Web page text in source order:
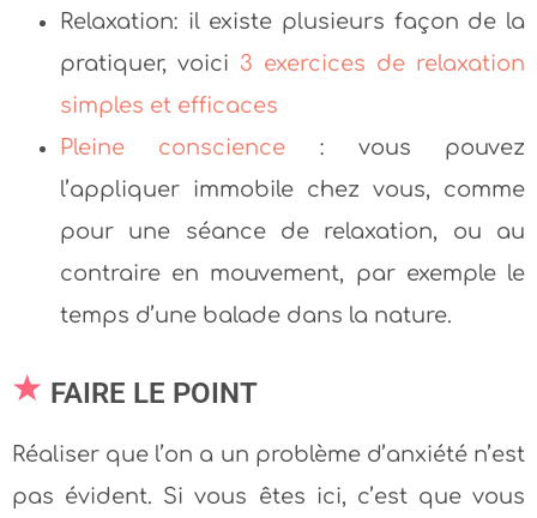
Relaxation: il existe plusieurs façon de la
pratiquer, voici 3 exercices de relaxation
simples et efficaces
Pleine conscience : vous pouvez
l’appliquer immobile chez vous, comme
pour une séance de relaxation, ou au
contraire en mouvement, par exemple le
temps d’une balade dans la nature.
FAIRE LE POINT
Réaliser que l’on a un problème d’anxiété n’est
pas évident. Si vous êtes ici, c’est que vous